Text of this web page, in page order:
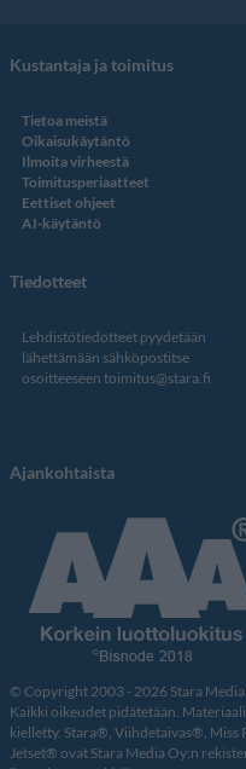
Kustantaja ja toimitus
Tietoa meistä
Oikaisukäytäntö
Ilmoita virheestä
Toimitusperiaatteet
Eettiset ohjeet
AI-käytäntö
Tiedotteet
Lehdistötiedotteet pyydetään
lähettämään sähköpostitse
osoitteeseen toimitus@stara.fi
Ajankohtaista
© Copyright 2003 - 2026 Stara
Kaikki oikeudet pidätetään.
kielletty. Stara®, Viihdetaivas®,
Jetset® ovat Stara Media Oy:n